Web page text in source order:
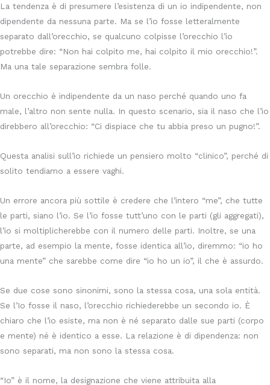
La tendenza è di presumere l’esistenza di un io indipendente, non
dipendente da nessuna parte. Ma se l’io fosse letteralmente
separato dall’orecchio, se qualcuno colpisse l’orecchio l’io
potrebbe dire: “Non hai colpito me, hai colpito il mio orecchio!”.
Ma una tale separazione sembra folle.
Un orecchio è indipendente da un naso perché quando uno fa
male, l’altro non sente nulla. In questo scenario, sia il naso che l’io
direbbero all’orecchio: “Ci dispiace che tu abbia preso un pugno!”.
Questa analisi sull’io richiede un pensiero molto “clinico”, perché di
solito tendiamo a essere vaghi.
Un errore ancora più sottile è credere che l’intero “me”, che tutte
le parti, siano l’io. Se l’io fosse tutt’uno con le parti (gli aggregati),
l’io si moltiplicherebbe con il numero delle parti. Inoltre, se una
parte, ad esempio la mente, fosse identica all’io, diremmo: “io ho
una mente” che sarebbe come dire “io ho un io”, il che è assurdo.
Se due cose sono sinonimi, sono la stessa cosa, una sola entità.
Se l’Io fosse il naso, l’orecchio richiederebbe un secondo io. È
chiaro che l’io esiste, ma non è né separato dalle sue parti (corpo
e mente) né è identico a esse. La relazione è di dipendenza: non
sono separati, ma non sono la stessa cosa.
“Io” è il nome, la designazione che viene attribuita alla